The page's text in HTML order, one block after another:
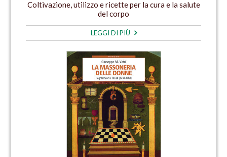
Coltivazione, utilizzo e ricette per la cura e la salute
del corpo
LEGGI DI PIÙ